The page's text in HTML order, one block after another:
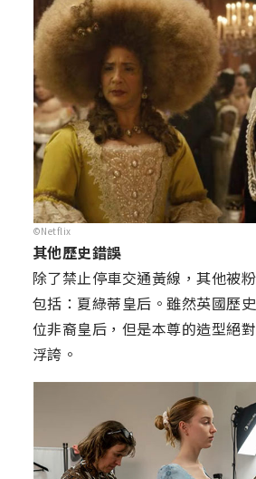
©Netflix
其他歷史錯誤
除了禁止停車交通黃線，其他被
包括：夏綠蒂皇后。雖然英國歷
位非裔皇后，但是本尊的造型絕
浮誇。